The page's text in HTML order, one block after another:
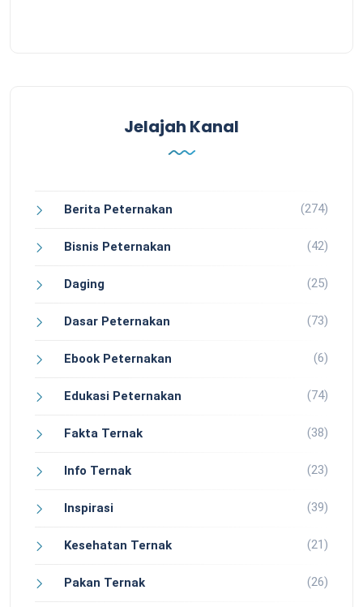
Jelajah Kanal
Berita Peternakan (274)
Bisnis Peternakan (42)
Daging (25)
Dasar Peternakan (73)
Ebook Peternakan (6)
Edukasi Peternakan (74)
Fakta Ternak (38)
Info Ternak (23)
Inspirasi (39)
Kesehatan Ternak (21)
Pakan Ternak (26)